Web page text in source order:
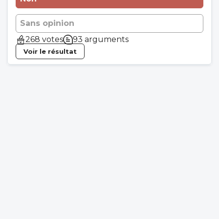
Sans opinion
268 votes
93 arguments
Voir le résultat